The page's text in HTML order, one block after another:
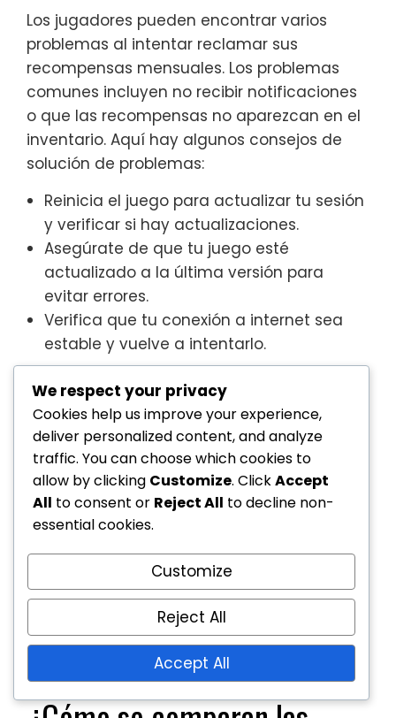
Los jugadores pueden encontrar varios
problemas al intentar reclamar sus
recompensas mensuales. Los problemas
comunes incluyen no recibir notificaciones
o que las recompensas no aparezcan en el
inventario. Aquí hay algunos consejos de
solución de problemas:
Reinicia el juego para actualizar tu sesión
y verificar si hay actualizaciones.
Asegúrate de que tu juego esté
actualizado a la última versión para
evitar errores.
Verifica que tu conexión a internet sea
estable y vuelve a intentarlo.
Si los problemas persisten, considera
comunicarte con el equipo de soporte del
juego para obtener asistencia. Ellos pueden
proporcionar orientación específica basada
en tu cuenta y situación de juego.
We respect your privacy
Cookies help us improve your experience,
deliver personalized content, and analyze
traffic. You can choose which cookies to
allow by clicking Customize. ClickAccept
All to consent or Reject All to decline non-
essential cookies.
Customize
Reject All
Accept All